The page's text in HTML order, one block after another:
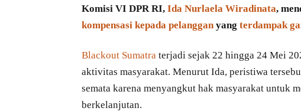
Komisi VI DPR RI, Ida Nurlaela Wiradinata,
kompensasi kepada pelangganyang terdampak
Blackout Sumatra terjadi sejak 22 hingga 24 Mei
aktivitas masyarakat. Menurut Ida, peristiwa
semata karena menyangkut hak masyarakat untuk
berkelanjutan.